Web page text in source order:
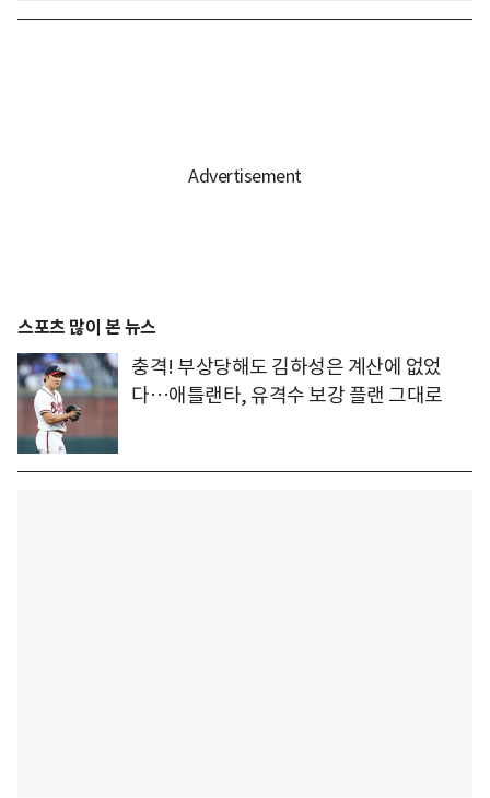
스포츠 많이 본 뉴스
충격! 부상당해도 김하성은 계산에 없었
다…애틀랜타, 유격수 보강 플랜 그대로